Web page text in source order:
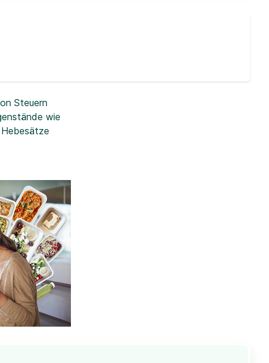
Steuern
wie